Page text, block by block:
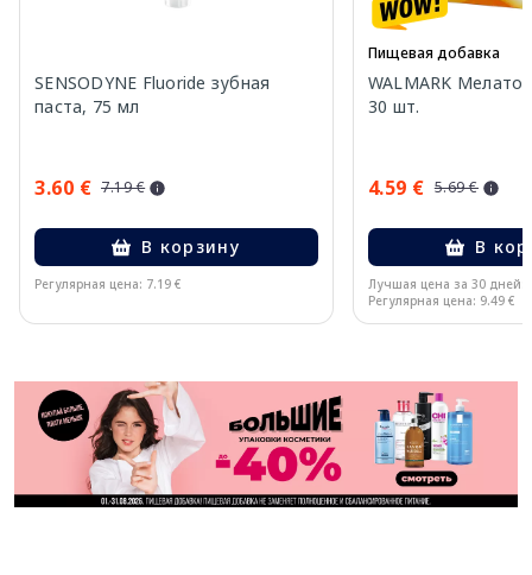
SENSODYNE Fluoride зубная
паста, 75 мл
3.60 € 7.19 €
В корзину
Регулярная цена: 7.19 €
Пищевая добавка
WALMARK
30 шт.
4.59 € 5.69 €
В
Лучшая цена за 30 дней:
Регулярная цена: 9.49 €